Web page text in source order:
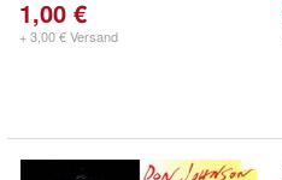
1,00 €
+ 3,00 € Versand